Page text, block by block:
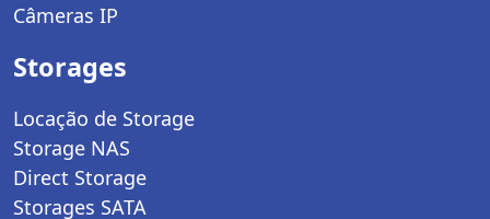
Câmeras IP
Storages
Locação de Storage
Storage NAS
Direct Storage
Storages SATA